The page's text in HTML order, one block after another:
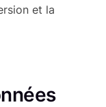
et la